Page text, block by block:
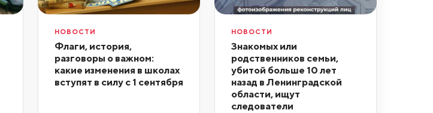
НОВОСТИ
Флаги, история,
разговоры о важном:
какие изменения в школах
вступят в силу с 1 сентября
НОВОСТИ
Знакомых или
родственников семьи,
убитой больше 10 лет
назад в Ленинградской
области, ищут
следователи